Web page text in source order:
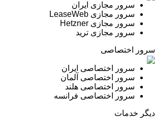
سرور مجازی ایران
سرور مجازی LeaseWeb
سرور مجازی Hetzner
سرور مجازی ترید
سرور اختصاصی
سرور اختصاصی ایران
سرور اختصاصی آلمان
سرور اختصاصی هلند
سرور اختصاصی فرانسه
دیگر خدمات